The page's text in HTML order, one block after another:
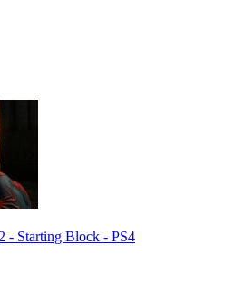
- Starting Block - PS4